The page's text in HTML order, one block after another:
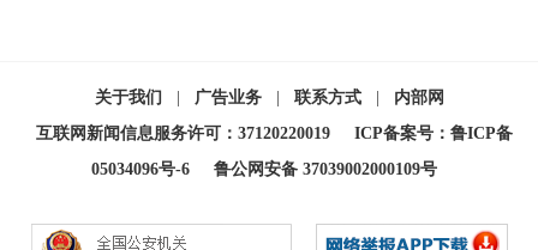
关于我们 | 广告业务 | 联系方式 |
内部网
互联网新闻信息服务许可：37120220019
ICP备案号：鲁ICP备
05034096号-6
鲁公网安备 37039002000109号